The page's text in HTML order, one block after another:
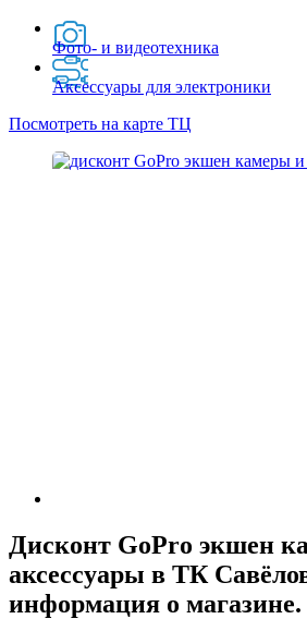
Фото- и видеотехника
Аксессуары для электроники
Посмотреть на карте ТЦ
Дисконт GoPro экшен
аксессуары в ТК
информация о магазине.